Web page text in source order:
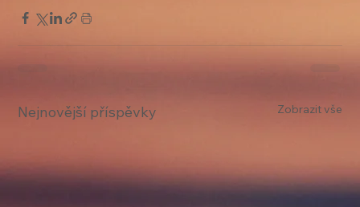
Nejnovější příspěvky Zobrazit vše